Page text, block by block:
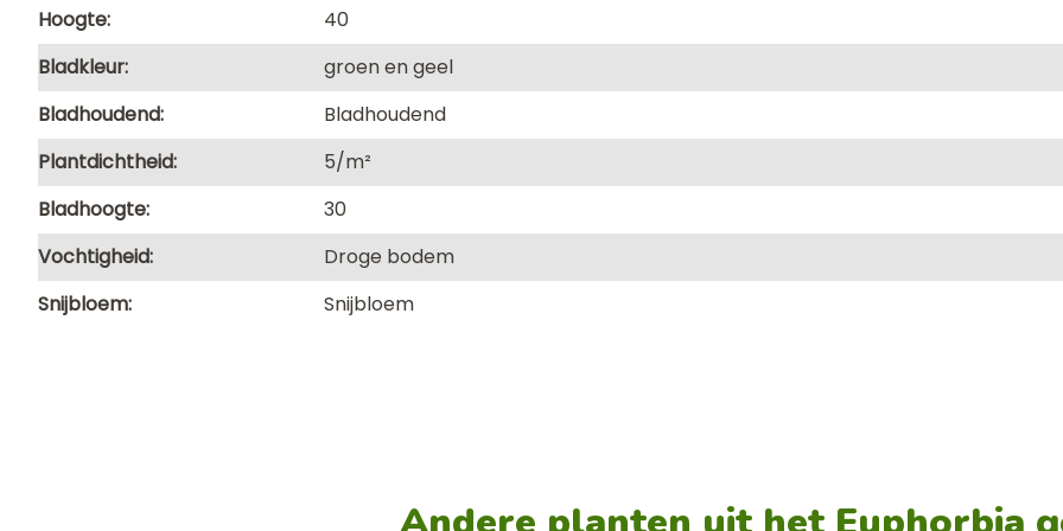
Hoogte
40
Bladkleur
groen en geel
Bladhoudend
Bladhoudend
Plantdichtheid
5/m²
Bladhoogte
30
Vochtigheid
Droge bodem
Snijbloem
Snijbloem